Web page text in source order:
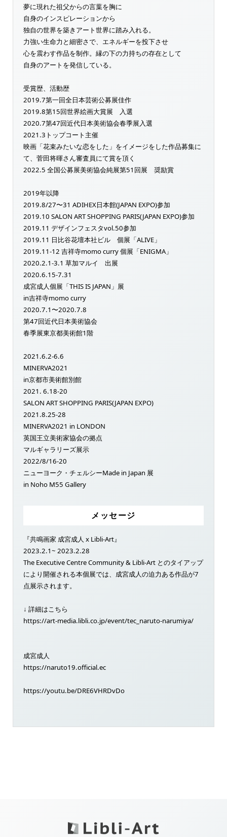
夢に現れた祖父からの言葉を胸に
自身のインスピレーションから
独自の世界を築きアート世界に踏み入れる。
力強い生命力と細密さで、エネルギーを投下させ
心を震わす作品を制作。縁の下の力持ちの存在として
自身のアートを発信している。
受賞歴、活動歴
2019.7第一回全日本芸術公募展佳作
2019.8第15回世界絵画大賞展 入選
2020.7第47回近代日本美術協会春季展入選
2021.3トップコート主催
映画「花束みたいな恋をした」をイメージをした作品募集に
て、菅田将暉さん審査員にて賞を頂く
2022.5 全国公募展美術協会純展第51回展 奨励賞
2019年以降
2019.8/27〜31 ADIHEX日本館(JAPAN EXPO)参加
2019.10 SALON ART SHOPPING PARIS(JAPAN EXPO)参加
2019.11 デザインフェスタvol.50参加
2019.11 日比谷花壇本社ビル 個展「ALIVE」
2019.11-12 吉祥寺momo curry 個展「ENIGMA」
2020.2.1-3.1 草加マルイ 出展
2020.6.15-7.31
成宮成人個展「THIS IS JAPAN」展
in吉祥寺momo curry
2020.7.1〜2020.7.8
第47回近代日本美術協会
春季展東京都美術館1階
2021.6.2-6.6
MINERVA2021
in京都市美術館別館
2021. 6.18-20
SALON ART SHOPPING PARIS(JAPAN EXPO)
2021.8.25-28
MINERVA2021 in LONDON
英国王立美術家協会の拠点
マルギャラリーズ展示
2022/8/16-20
ニューヨーク・チェルシーMade in Japan 展
in Noho M55 Gallery
メッセージ
『共鳴画家 成宮成人 x Libli-Art』
2023.2.1~ 2023.2.28
The Executive Centre Community & Libli-Art とのタイアップ
により開催される本個展では、成宮成人の迫力ある作品が7
点展示されます。
↓ 詳細はこちら
https://art-media.libli.co.jp/event/tec_naruto-narumiya/
成宮成人
https://naruto19.official.ec
https://youtu.be/DRE6VHRDvDo